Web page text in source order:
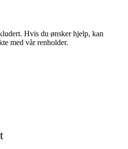
Hvis du ønsker hjelp, kan
med vår renholder.